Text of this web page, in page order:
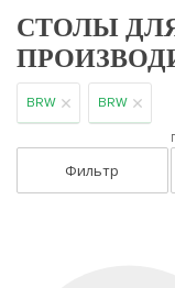
СТОЛЫ
BRW BRW
Фильтр